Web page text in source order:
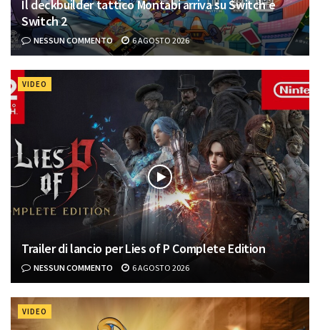
Il deckbuilder tattico Montabi arriva su Switch e
Switch 2
NESSUN COMMENTO 6 AGOSTO 2026
VIDEO
Trailer di lancio per Lies of P Complete Edition
NESSUN COMMENTO 6 AGOSTO 2026
VIDEO